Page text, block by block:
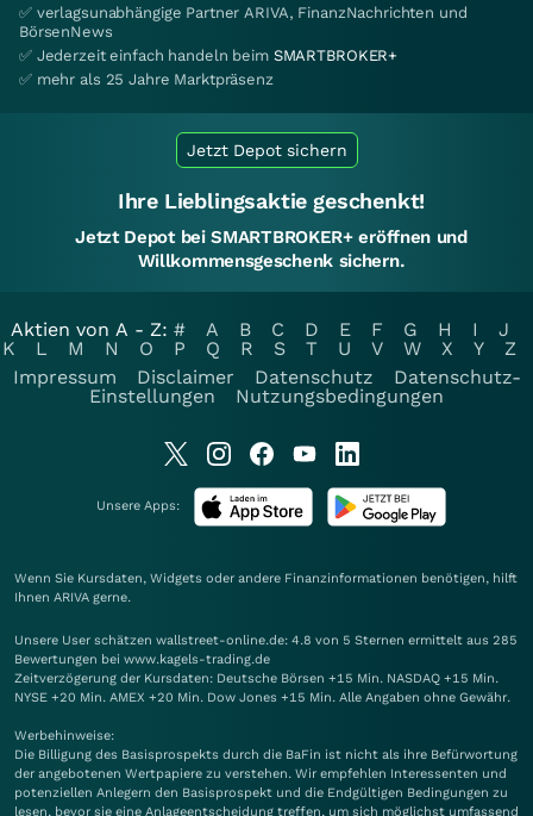
✅ verlagsunabhängige Partner ARIVA, FinanzNachrichten und
BörsenNews
✅ Jederzeit einfach handeln beim SMARTBROKER+
✅ mehr als 25 Jahre Marktpräsenz
Jetzt Depot sichern
Ihre Lieblingsaktie geschenkt!
Jetzt Depot bei SMARTBROKER+ eröffnen und
Willkommensgeschenk sichern.
Aktien von A - Z: # A B C D E F G H I
J
K
L M N O P Q R S T U V W X Y
Z
Impressum
Disclaimer Datenschutz
Datenschutz-
Einstellungen
Nutzungsbedingungen
Unsere Apps:
Wenn Sie Kursdaten, Widgets oder andere Finanzinformationen benötigen, hilft
Ihnen ARIVA gerne.
Unsere User schätzen wallstreet-online.de: 4.8 von 5 Sternen ermittelt aus 285
Bewertungen bei www.kagels-trading.de
Zeitverzögerung der Kursdaten: Deutsche Börsen +15 Min. NASDAQ +15 Min.
NYSE +20 Min. AMEX +20 Min. Dow Jones +15 Min. Alle Angaben ohne Gewähr.
Werbehinweise:
Die Billigung des Basisprospekts durch die BaFin ist nicht als ihre Befürwortung
der angebotenen Wertpapiere zu verstehen. Wir empfehlen Interessenten und
potenziellen Anlegern den Basisprospekt und die Endgültigen Bedingungen zu
lesen, bevor sie eine Anlageentscheidung treffen, um sich möglichst umfassend